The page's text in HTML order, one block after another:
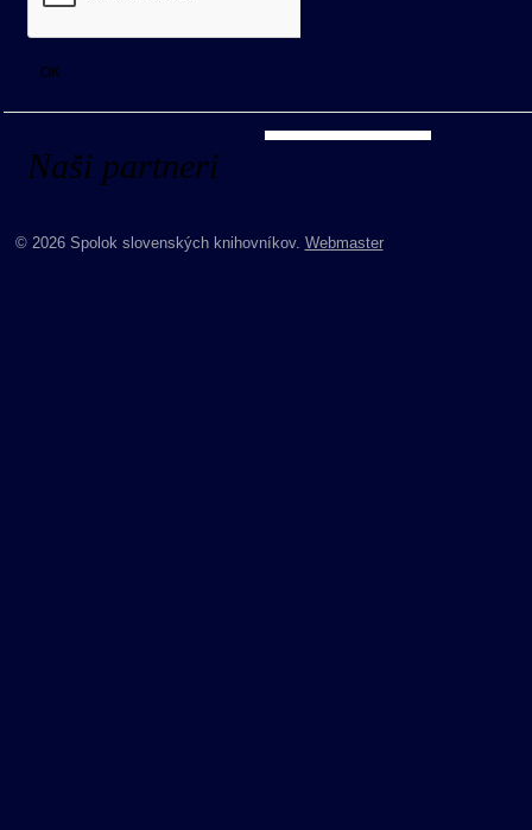
Naši partneri
© 2026 Spolok slovenských knihovníkov. Webmaster